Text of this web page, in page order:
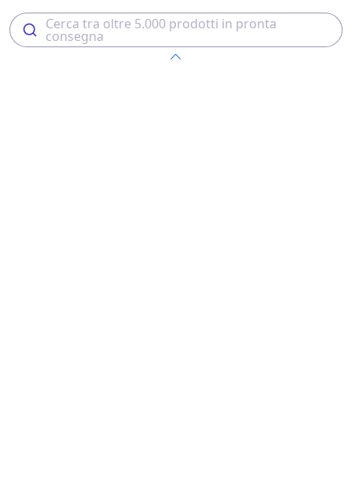
Cerca tra oltre 5.000 prodotti in pronta
consegna